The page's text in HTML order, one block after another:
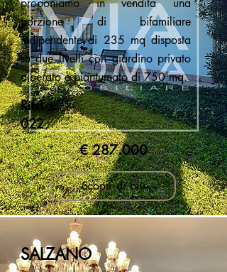
proponiamo in vendita una
porzione di bifamiliare
indipendente di 235 mq disposta
su due livelli con giardino privato
alberato e piantumato di 750 mq.
Rif.
022
€ 287.000
Scopri di più
SALZANO